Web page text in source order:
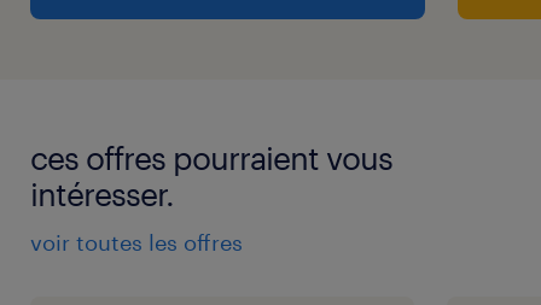
ces offres pourraient vous
intéresser.
voir toutes les offres